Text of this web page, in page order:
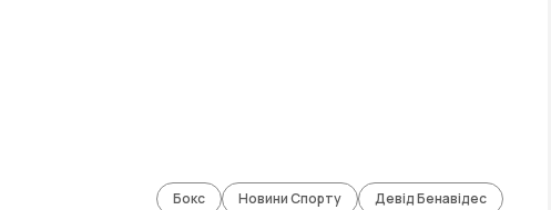
Бокс Новини Спорту Девід Бенавідес